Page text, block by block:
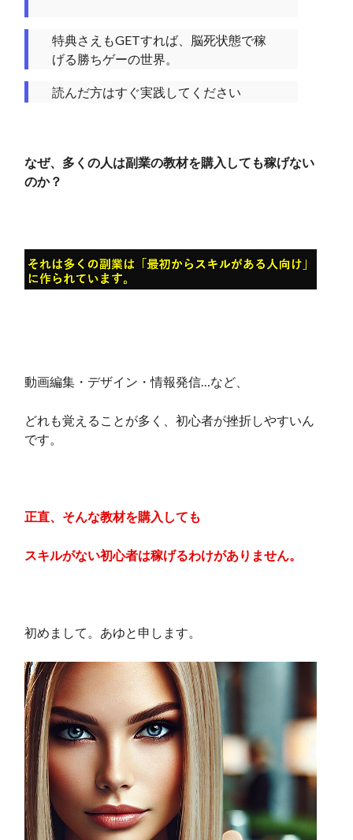
特典さえもGETすれば、脳死状態で稼
げる勝ちゲーの世界。
読んだ方はすぐ実践してください
なぜ、多くの人は副業の教材を購入しても稼げない
のか？
動画編集・デザイン・情報発信…など、
どれも覚えることが多く、初心者が挫折しやすいん
です。
正直、そんな教材を購入しても
スキルがない初心者は稼げるわけがありません。
初めまして。あゆと申します。